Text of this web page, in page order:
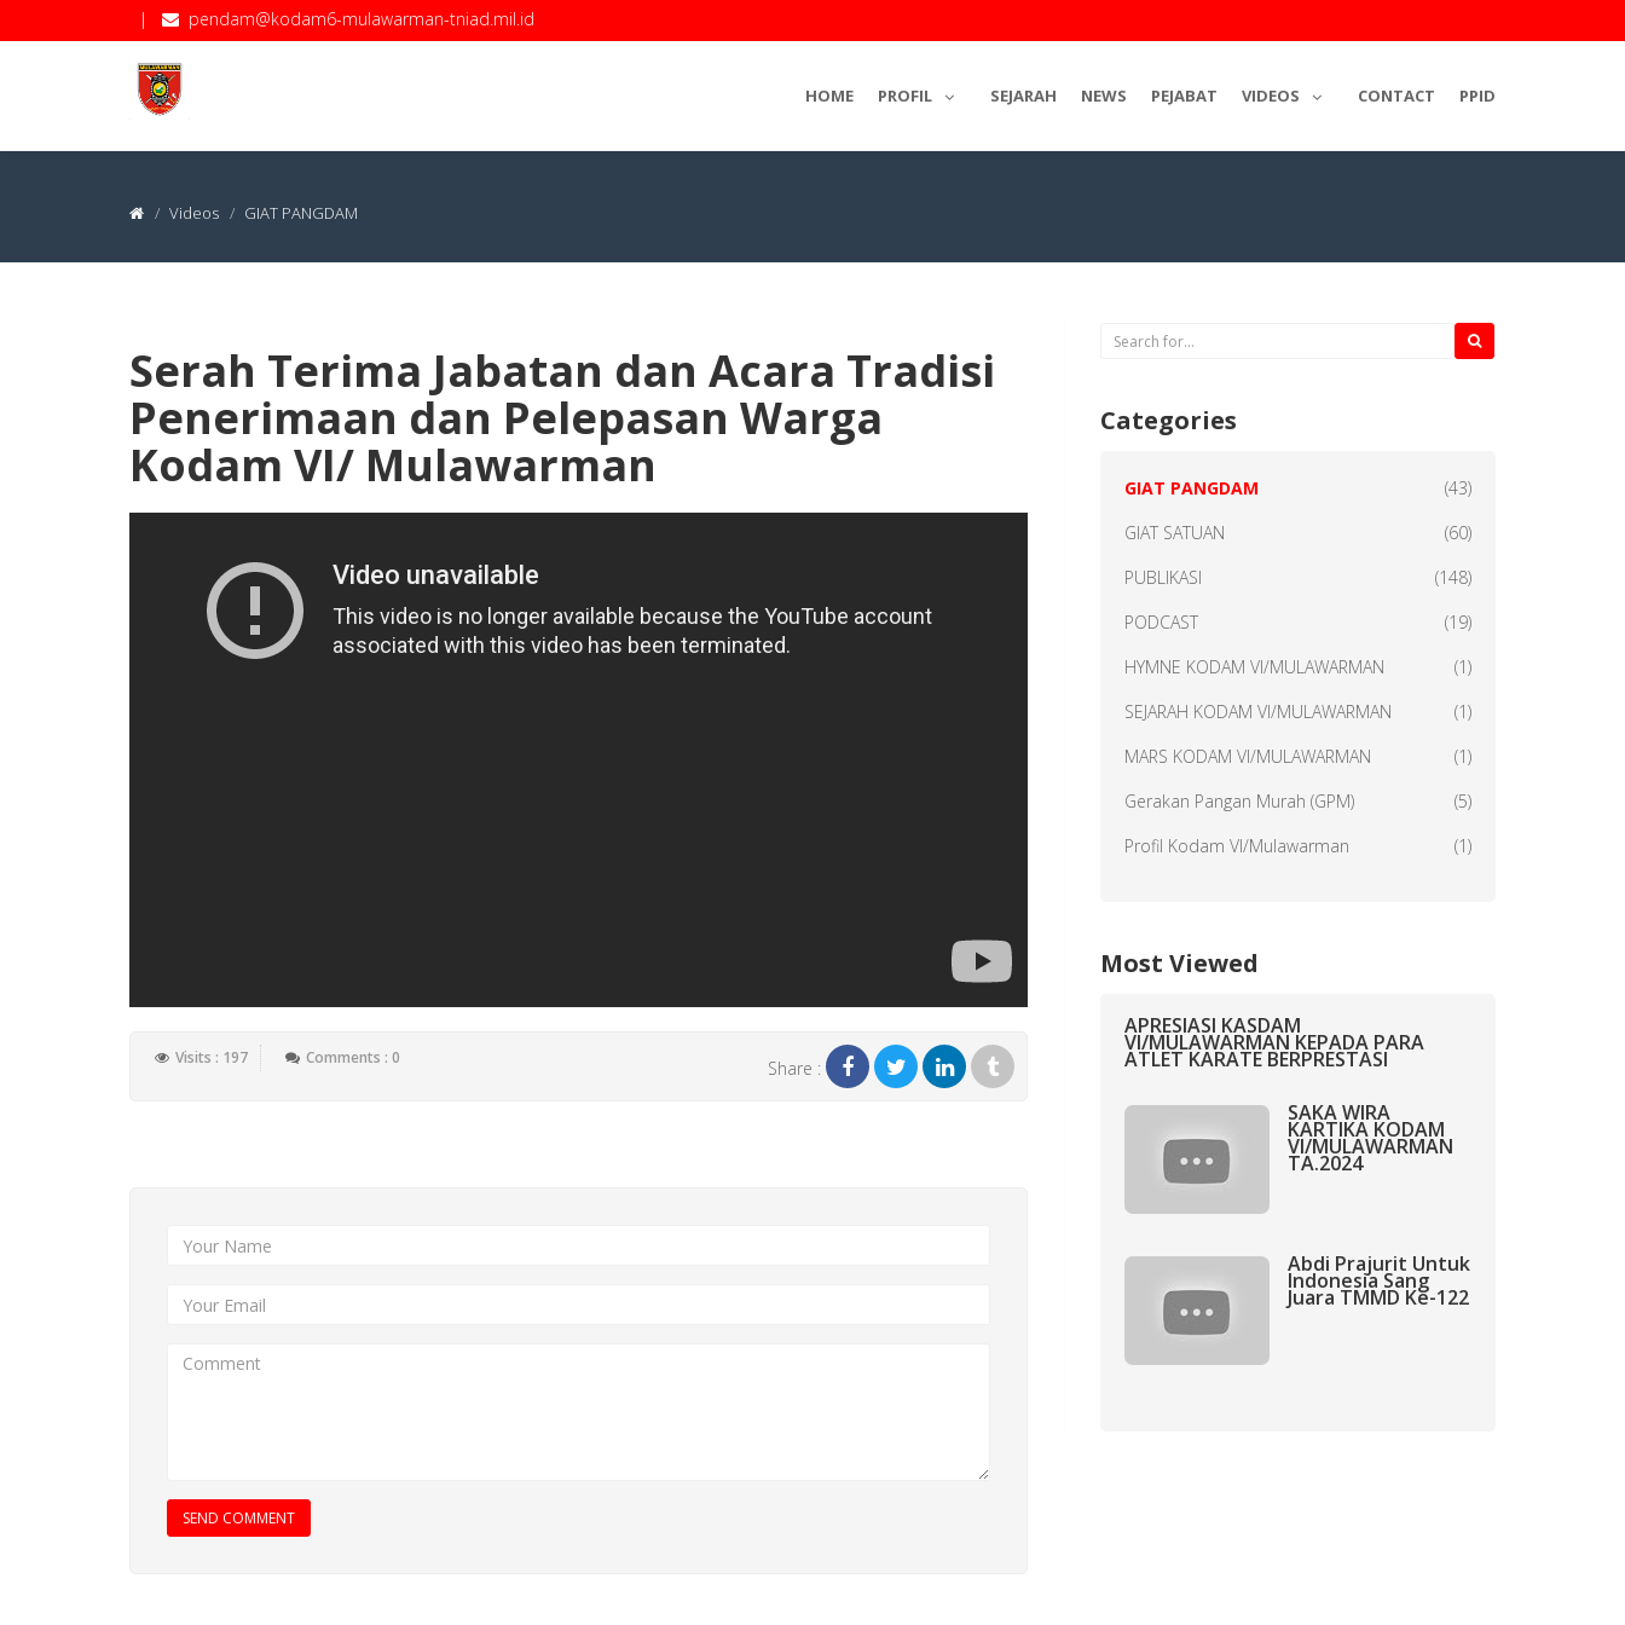
| pendam@kodam6-mulawarman-tniad.mil.id
HOME PROFIL SEJARAH NEWS PEJABAT VIDEOS CONTACT PPID
Videos GIAT PANGDAM
Serah Terima Jabatan dan Acara Tradisi
Penerimaan dan Pelepasan Warga
Kodam VI/ Mulawarman
Visits : 197 Comments : 0 Share :
SEND COMMENT
Categories
GIAT PANGDAM
(43)
GIAT SATUAN
(60)
PUBLIKASI
(148)
PODCAST
(19)
HYMNE KODAM VI/MULAWARMAN
(1)
SEJARAH KODAM VI/MULAWARMAN
(1)
MARS KODAM VI/MULAWARMAN
(1)
Gerakan Pangan Murah (GPM)
(5)
Profil Kodam VI/Mulawarman
(1)
Most Viewed
APRESIASI KASDAM
VI/MULAWARMAN KEPADA PARA
ATLET KARATE BERPRESTASI
SAKA WIRA
KARTIKA KODAM
VI/MULAWARMAN
TA.2024
Abdi Prajurit Untuk
Indonesia Sang
Juara TMMD Ke-122